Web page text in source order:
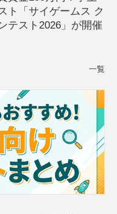
ト「サイゲームス ク
テスト2026」が開催
一覧